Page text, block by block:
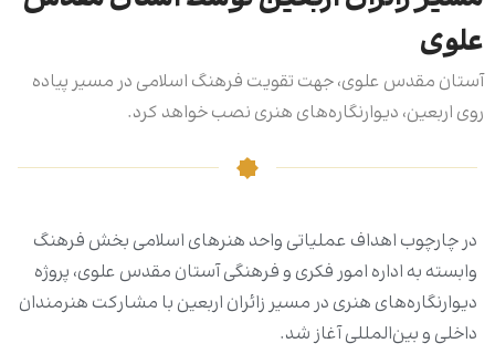
علوی
آستان مقدس علوی، جهت تقویت فرهنگ اسلامی در مسیر پیاده
روی اربعین، دیوارنگاره‌های هنری نصب خواهد کرد.
در چارچوب اهداف عملیاتی واحد هنرهای اسلامی بخش فرهنگ
وابسته به اداره امور فکری و فرهنگی آستان مقدس علوی، پروژه
دیوارنگاره‌های هنری در مسیر زائران اربعین با مشارکت هنرمندان
داخلی و بین‌المللی آغاز شد.